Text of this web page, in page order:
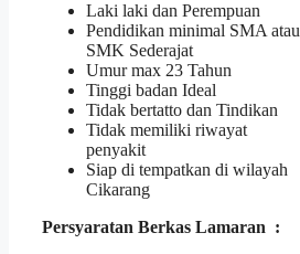
Laki laki dan Perempuan
Pendidikan minimal SMA atau
SMK Sederajat
Umur max 23 Tahun
Tinggi badan Ideal
Tidak bertatto dan Tindikan
Tidak memiliki riwayat
penyakit
Siap di tempatkan di wilayah
Cikarang
Persyaratan Berkas Lamaran :